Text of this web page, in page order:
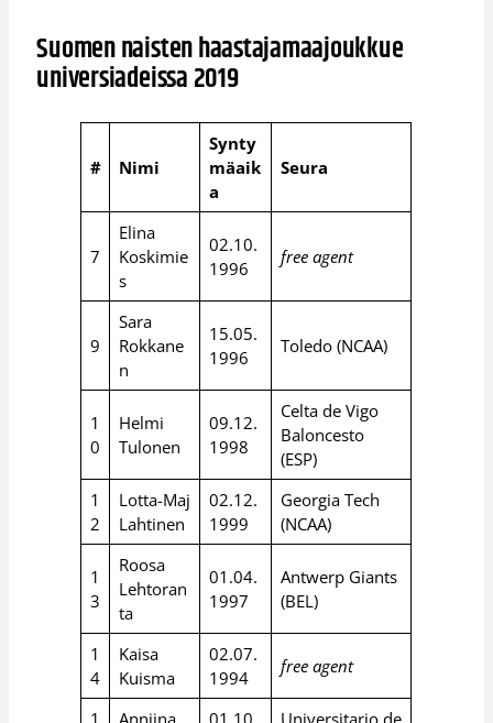
Suomen naisten haastajamaajoukkue
universiadeissa 2019
# Nimi
Synty
mäaik
a
Seura
7
Elina
Koskimie
s
02.10.
1996
free agent
9
Sara
Rokkane
n
15.05.
1996
Toledo (NCAA)
1
0
Helmi
Tulonen
09.12.
1998
Celta de Vigo
Baloncesto
(ESP)
1
2
Lotta-Maj
Lahtinen
02.12.
1999
Georgia Tech
(NCAA)
1
3
Roosa
Lehtoran
ta
01.04.
1997
Antwerp Giants
(BEL)
1
4
Kaisa
Kuisma
02.07.
1994
free agent
1 Anniina 01.10. Universitario de